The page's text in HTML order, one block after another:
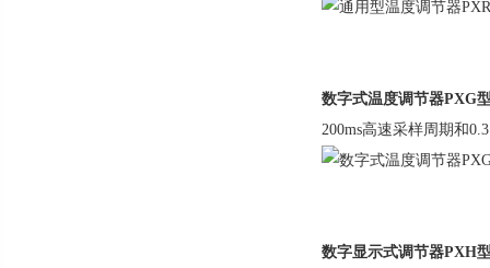
数字式温度调节器PXG
200ms高速采样周期和
数字显示式调节器PXH